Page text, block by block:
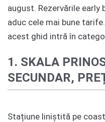
august. Rezervările
aduc cele mai bune
acest ghid intră în
1. SKALA
SECUNDAR,
Stațiune liniștită pe